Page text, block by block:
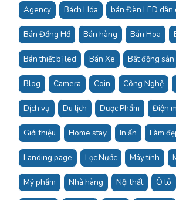
Agency Bách Hóa bán Đèn LED dân
Bán Đồng Hồ Bán hàng Bán Hoa
Bán thiết bị led Bán Xe Bất động sản
Blog Camera Coin Công Nghệ
Dịch vụ Du lịch Dược Phẩm Điện
Giới thiệu Home stay In ấn Làm
Landing page Lọc Nước Máy tính
Mỹ phẩm Nhà hàng Nội thất Ô tô